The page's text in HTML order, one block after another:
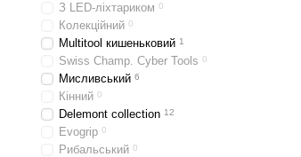
З LED-ліхтариком 0
Колекційний 0
Multitool кишеньковий 1
Swiss Champ. Cyber Tools 0
Мисливський 6
Кінний 0
Delemont collection 12
Evogrip 0
Рибальський 0